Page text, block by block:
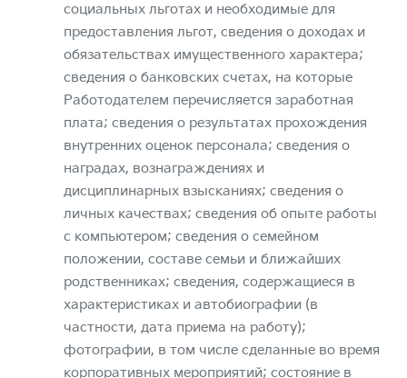
социальных льготах и необходимые для
предоставления льгот, сведения о доходах и
обязательствах имущественного характера;
сведения о банковских счетах, на которые
Работодателем перечисляется заработная
плата; сведения о результатах прохождения
внутренних оценок персонала; сведения о
наградах, вознаграждениях и
дисциплинарных взысканиях; сведения о
личных качествах; сведения об опыте работы
с компьютером; сведения о семейном
положении, составе семьи и ближайших
родственниках; сведения, содержащиеся в
характеристиках и автобиографии (в
частности, дата приема на работу);
фотографии, в том числе сделанные во время
корпоративных мероприятий; состояние в